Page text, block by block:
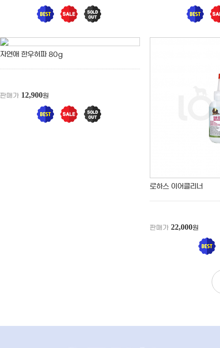
자연애 한우허파 80g
판매가 12,900원
로하스 이어클리너
판매가 22,000원